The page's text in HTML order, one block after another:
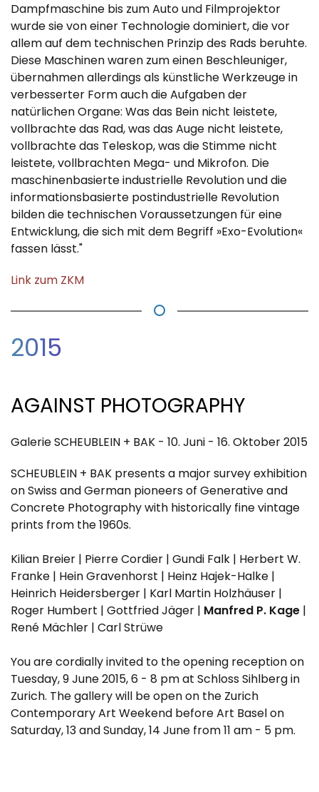
Dampfmaschine bis zum Auto und Filmprojektor
wurde sie von einer Technologie dominiert, die vor
allem auf dem technischen Prinzip des Rads beruhte.
Diese Maschinen waren zum einen Beschleuniger,
übernahmen allerdings als künstliche Werkzeuge in
verbesserter Form auch die Aufgaben der
natürlichen Organe: Was das Bein nicht leistete,
vollbrachte das Rad, was das Auge nicht leistete,
vollbrachte das Teleskop, was die Stimme nicht
leistete, vollbrachten Mega- und Mikrofon. Die
maschinenbasierte industrielle Revolution und die
informationsbasierte postindustrielle Revolution
bilden die technischen Voraussetzungen für eine
Entwicklung, die sich mit dem Begriff »Exo-Evolution«
fassen lässt."
Link zum ZKM
2015
AGAINST PHOTOGRAPHY
Galerie SCHEUBLEIN + BAK - 10. Juni - 16. Oktober 2015
SCHEUBLEIN + BAK presents a major survey exhibition
on Swiss and German pioneers of Generative and
Concrete Photography with historically fine vintage
prints from the 1960s.
Kilian Breier | Pierre Cordier | Gundi Falk | Herbert W.
Franke | Hein Gravenhorst | Heinz Hajek-Halke |
Heinrich Heidersberger | Karl Martin Holzhäuser |
Roger Humbert | Gottfried Jäger | Manfred P. Kage |
René Mächler | Carl Strüwe
You are cordially invited to the opening reception on
Tuesday, 9 June 2015, 6 - 8 pm at Schloss Sihlberg in
Zurich. The gallery will be open on the Zurich
Contemporary Art Weekend before Art Basel on
Saturday, 13 and Sunday, 14 June from 11 am - 5 pm.